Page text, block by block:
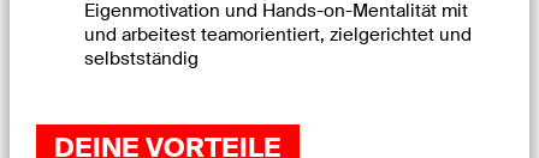
Eigenmotivation und Hands-on-Mentalität mit
und arbeitest teamorientiert, zielgerichtet und
selbstständig
DEINE VORTEILE